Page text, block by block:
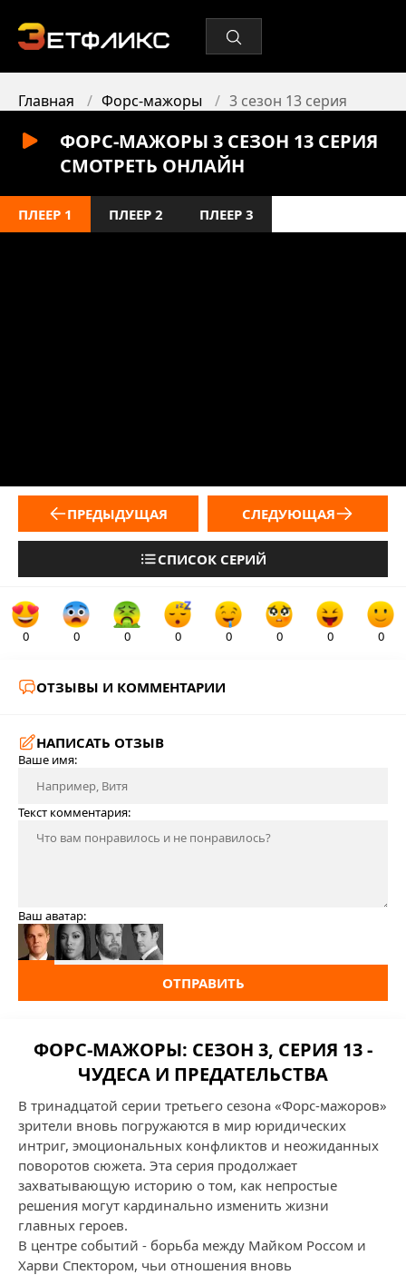
Главная Форс-мажоры 3 сезон 13 серия
ФОРС-МАЖОРЫ 3 СЕЗОН 13 СЕРИЯ
СМОТРЕТЬ ОНЛАЙН
ПЛЕЕР 1 ПЛЕЕР 2 ПЛЕЕР 3
ПРЕДЫДУЩАЯ
СПИСОК СЕРИЙ
СЛЕДУЮЩАЯ
0 0 0 0 0 0 0 0
ОТЗЫВЫ И КОММЕНТАРИИ
НАПИСАТЬ ОТЗЫВ
Ваше имя:
Текст комментария:
Ваш аватар:
ОТПРАВИТЬ
ФОРС-МАЖОРЫ: СЕЗОН 3, СЕРИЯ 13 -
ЧУДЕСА И ПРЕДАТЕЛЬСТВА
В тринадцатой серии третьего сезона «Форс-мажоров»
зрители вновь погружаются в мир юридических
интриг, эмоциональных конфликтов и неожиданных
поворотов сюжета. Эта серия продолжает
захватывающую историю о том, как непростые
решения могут кардинально изменить жизни
главных героев.
В центре событий - борьба между Майком Россом и
Харви Спектором, чьи отношения вновь